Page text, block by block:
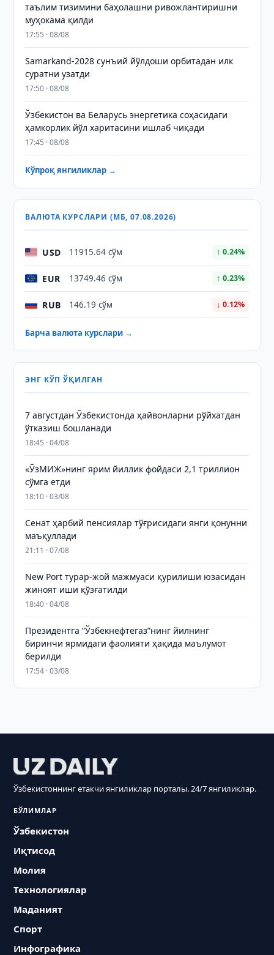
таълим тизимини баҳолашни ривожлантиришни
муҳокама қилди
17:55 · 08/08
Samarkand-2028 сунъий йўлдоши орбитадан илк
суратни узатди
17:50 · 08/08
Ўзбекистон ва Беларусь энергетика соҳасидаги
ҳамкорлик йўл харитасини ишлаб чиқади
17:45 · 08/08
Кўпроқ янгиликлар →
ВАЛЮТА КУРСЛАРИ (МБ, 07.08.2026)
USD 11915.64 сўм ↑ 0.24%
EUR 13749.46 сўм ↑ 0.23%
RUB 146.19 сўм ↓ 0.12%
Барча валюта курслари →
ЭНГ КЎП ЎҚИЛГАН
7 августдан Ўзбекистонда ҳайвонларни рўйхатдан
ўтказиш бошланади
18:45 · 04/08
«ЎзМИЖ»нинг ярим йиллик фойдаси 2,1 триллион
сўмга етди
18:10 · 03/08
Сенат ҳарбий пенсиялар тўғрисидаги янги қонунни
маъқуллади
21:11 · 07/08
New Port турар-жой мажмуаси қурилиши юзасидан
жиноят иши қўзғатилди
18:40 · 04/08
Президентга “Ўзбекнефтегаз”нинг йилнинг
биринчи ярмидаги фаолияти ҳақида маълумот
берилди
17:54 · 03/08
Ўзбекистоннинг етакчи янгиликлар порталы. 24/7 янгиликлар.
БЎЛИМЛАР
Ўзбекистон
Иқтисод
Молия
Технологиялар
Маданият
Спорт
Инфографика